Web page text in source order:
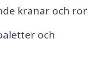
kranar och rör
och